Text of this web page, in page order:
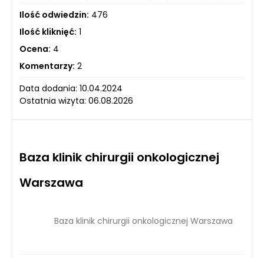
Ilość odwiedzin: 476
Ilość kliknięć: 1
Ocena: 4
Komentarzy: 2
Data dodania: 10.04.2024
Ostatnia wizyta: 06.08.2026
Baza klinik chirurgii onkologicznej
Warszawa
Baza klinik chirurgii onkologicznej Warszawa